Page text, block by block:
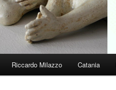
Riccardo Milazzo Catania